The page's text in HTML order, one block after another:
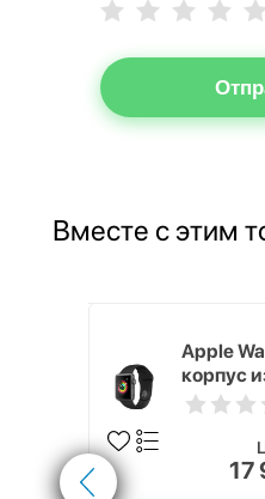
Вместе с этим
Apple
корпус
«серый
чёрного
17